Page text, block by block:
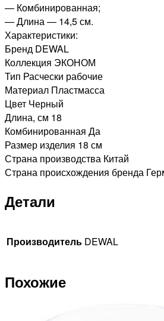
— Комбинированная;
— Длина — 14,5 см.
Характеристики:
Бренд DEWAL
Коллекция ЭКОНОМ
Тип Расчески рабочие
Материал Пластмасса
Цвет Черный
Длина, см 18
Комбинированная Да
Размер изделия 18 см
Страна производства Китай
Страна происхождения бренда
Детали
Производитель DEWAL
Похожие